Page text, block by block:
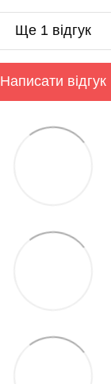
Ще 1 відгук
Написати відгук